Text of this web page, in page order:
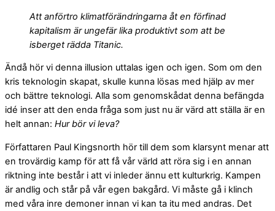
Att anförtro klimatförändringarna åt en förfinad
kapitalism är ungefär lika produktivt som att be
isberget rädda Titanic.
Ändå hör vi denna illusion uttalas igen och igen. Som om den
kris teknologin skapat, skulle kunna lösas med hjälp av mer
och bättre teknologi. Alla som genomskådat denna befängda
idé inser att den enda fråga som just nu är värd att ställa är en
helt annan: Hur bör vi leva?
Författaren Paul Kingsnorth hör till dem som klarsynt menar att
en trovärdig kamp för att få vår värld att röra sig i en annan
riktning inte består i att vi inleder ännu ett kulturkrig. Kampen
är andlig och står på vår egen bakgård. Vi måste gå i klinch
med våra inre demoner innan vi kan ta itu med andras. Det